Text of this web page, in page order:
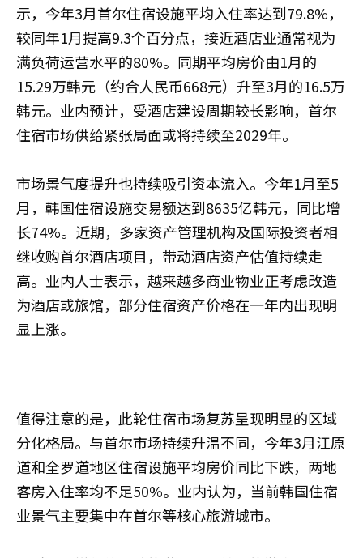
示，今年3月首尔住宿设施平均入住率达到79.8%，
较同年1月提高9.3个百分点，接近酒店业通常视为
满负荷运营水平的80%。同期平均房价由1月的
15.29万韩元（约合人民币668元）升至3月的16.5万
韩元。业内预计，受酒店建设周期较长影响，首尔
住宿市场供给紧张局面或将持续至2029年。
市场景气度提升也持续吸引资本流入。今年1月至5
月，韩国住宿设施交易额达到8635亿韩元，同比增
长74%。近期，多家资产管理机构及国际投资者相
继收购首尔酒店项目，带动酒店资产估值持续走
高。业内人士表示，越来越多商业物业正考虑改造
为酒店或旅馆，部分住宿资产价格在一年内出现明
显上涨。
值得注意的是，此轮住宿市场复苏呈现明显的区域
分化格局。与首尔市场持续升温不同，今年3月江原
道和全罗道地区住宿设施平均房价同比下跌，两地
客房入住率均不足50%。业内认为，当前韩国住宿
业景气主要集中在首尔等核心旅游城市。